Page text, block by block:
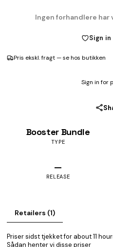
Ingen forhandlere har
Sign
Pris ekskl. fragt — se hos butikken
Sign in for
Booster Bundle
TYPE
—
RELEASE
Retailers (1)
Priser sidst tjekket for about 11
Sådan henter vi disse priser